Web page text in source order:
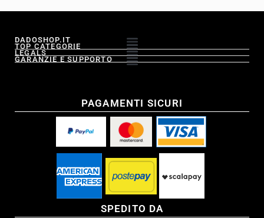
DADOSHOP.IT
TOP CATEGORIE
LEGALS
GARANZIE E SUPPORTO
PAGAMENTI SICURI
SPEDITO DA